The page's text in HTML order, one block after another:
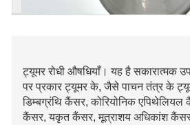
ट्यूमर रोधी औषधियाँ। यह है सकारात्मक
पर प्रकार ट्यूमर के, जैसे पाचन तंत्र के
डिम्बग्रंथि कैंसर, कोरियोनिक एपिथेलियल
कैंसर, यकृत कैंसर, मूत्राशय अधिकांश